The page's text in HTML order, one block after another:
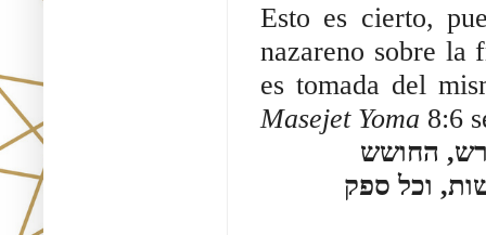
Esto es cierto,
nazareno sobre la
es tomada del
Masejet Yoma 8:6
החושש
וכל ספק